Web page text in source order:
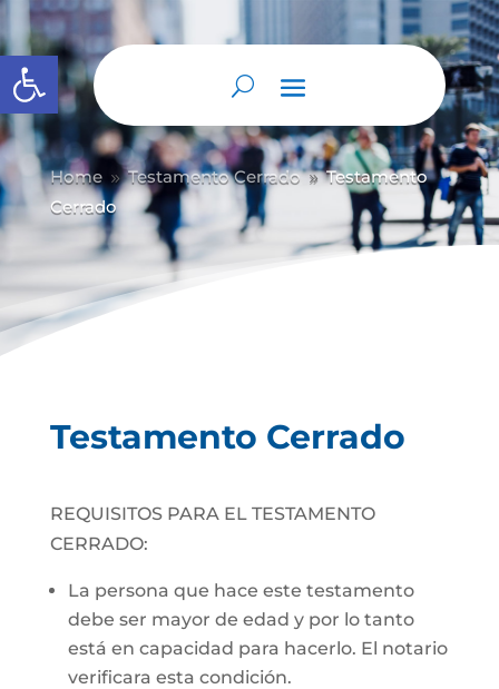
Abrir barra de herramientas
Home 9 Testamento Cerrado 9 Testamento
Cerrado
Testamento Cerrado
REQUISITOS PARA EL TESTAMENTO
CERRADO:
La persona que hace este testamento
debe ser mayor de edad y por lo tanto
está en capacidad para hacerlo. El notario
verificara esta condición.